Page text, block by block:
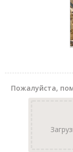
Пожалуйста,